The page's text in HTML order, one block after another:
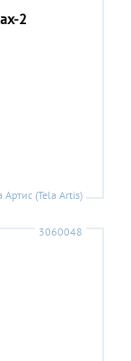
2
Артис (Tela Artis)
3060048